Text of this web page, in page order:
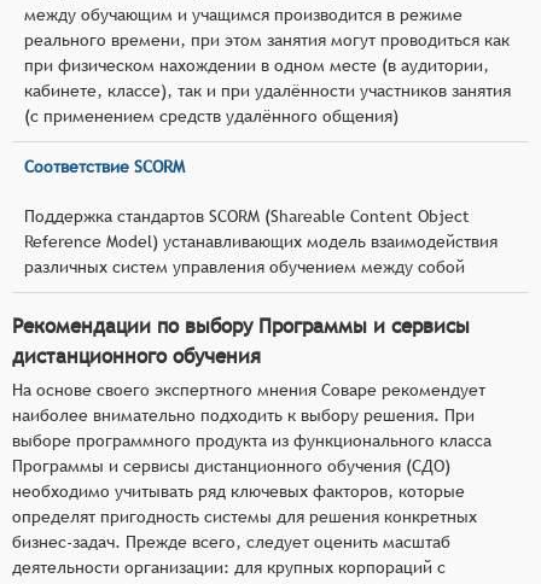
между обучающим и учащимся производится в режиме
реального времени, при этом занятия могут проводиться как
при физическом нахождении в одном месте (в аудитории,
кабинете, классе), так и при удалённости участников занятия
(с применением средств удалённого общения)
Соответствие SCORM
Поддержка стандартов SCORM (Shareable Content Object
Reference Model) устанавливающих модель взаимодействия
различных систем управления обучением между собой
Рекомендации по выбору Программы и сервисы
дистанционного обучения
На основе своего экспертного мнения Соваре рекомендует
наиболее внимательно подходить к выбору решения. При
выборе программного продукта из функционального класса
Программы и сервисы дистанционного обучения (СДО)
необходимо учитывать ряд ключевых факторов, которые
определят пригодность системы для решения конкретных
бизнес-задач. Прежде всего, следует оценить масштаб
деятельности организации: для крупных корпораций с